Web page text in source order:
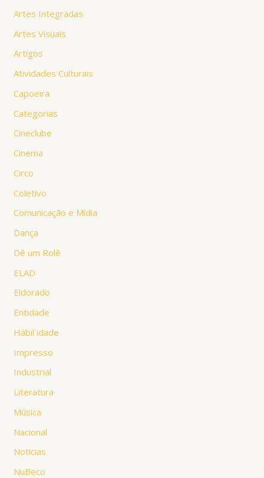
Artes Integradas
Artes Visuais
Artigos
Atividades Culturais
Capoeira
Categorias
Cineclube
Cinema
Circo
Coletivo
Comunicação e Mídia
Dança
Dê um Rolê
ELAD
Eldorado
Entidade
Hábil idade
Impresso
Industrial
Literatura
Música
Nacional
Noticias
NuBeco